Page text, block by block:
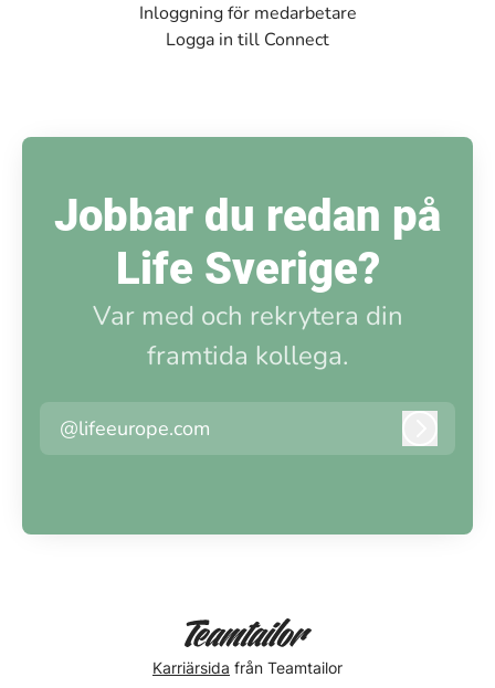
Inloggning för medarbetare
Logga in till Connect
Jobbar du redan på
Life Sverige?
Var med och rekrytera din
framtida kollega.
@lifeeurope.com
Karriärsida från Teamtailor